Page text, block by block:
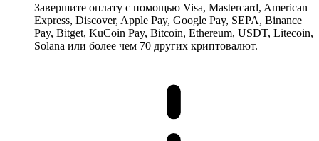
Завершите оплату с помощью Visa, Mastercard, American
Express, Discover, Apple Pay, Google Pay, SEPA, Binance
Pay, Bitget, KuCoin Pay, Bitcoin, Ethereum, USDT, Litecoin,
Solana или более чем 70 других криптовалют.